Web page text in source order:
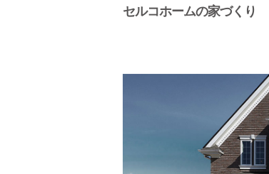
セルコホームの家づくり